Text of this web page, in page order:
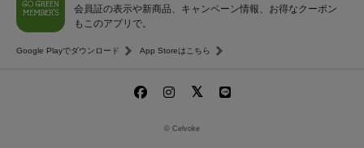
会員証の表示や新商品、キャンペーン情報、お得なクーポン
もこのアプリで。
Google Playでダウンロード App Storeはこちら
© Celvoke